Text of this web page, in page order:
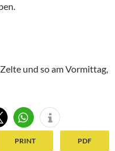
und so am Vormittag,
PRINT PDF